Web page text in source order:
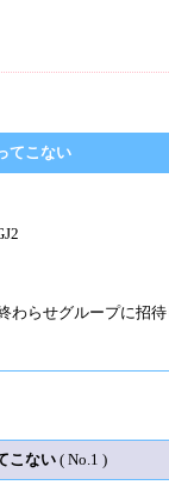
てこない
わらせグループに招
こない( No.1 )